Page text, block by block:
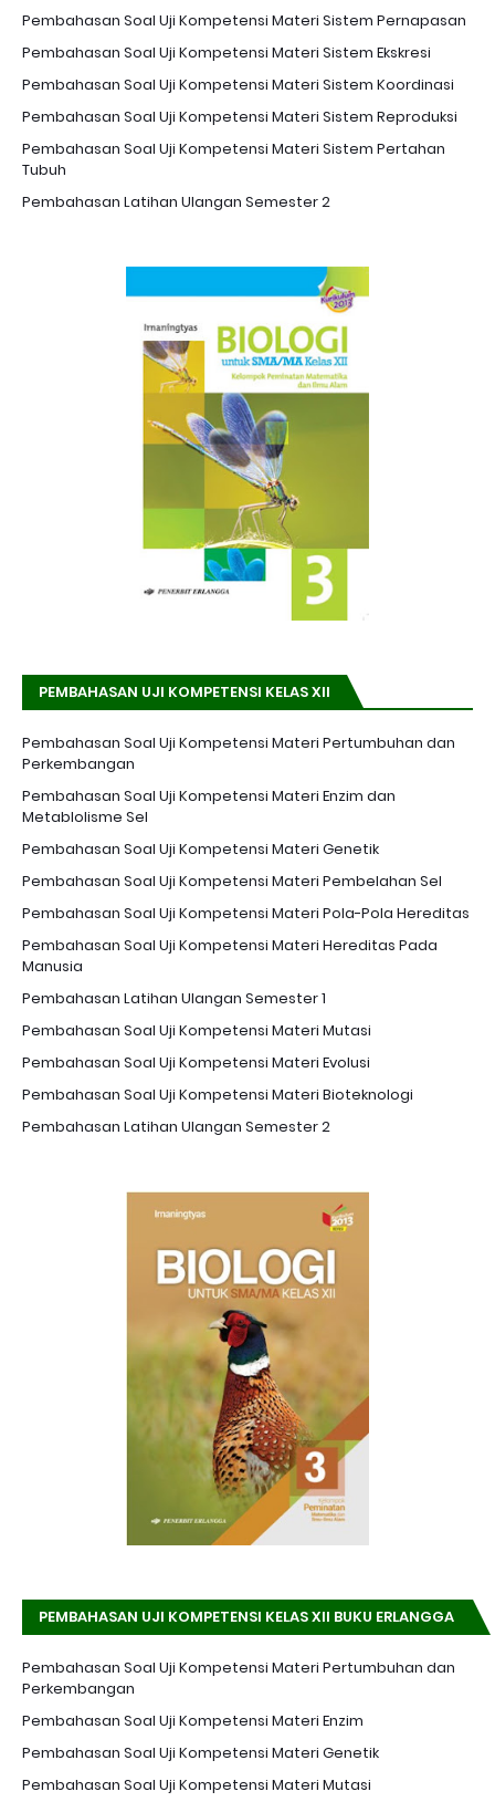
Pembahasan Soal Uji Kompetensi Materi Sistem Pernapasan
Pembahasan Soal Uji Kompetensi Materi Sistem Ekskresi
Pembahasan Soal Uji Kompetensi Materi Sistem Koordinasi
Pembahasan Soal Uji Kompetensi Materi Sistem Reproduksi
Pembahasan Soal Uji Kompetensi Materi Sistem Pertahan
Tubuh
Pembahasan Latihan Ulangan Semester 2
PEMBAHASAN UJI KOMPETENSI KELAS XII
Pembahasan Soal Uji Kompetensi Materi Pertumbuhan dan
Perkembangan
Pembahasan Soal Uji Kompetensi Materi Enzim dan
Metablolisme Sel
Pembahasan Soal Uji Kompetensi Materi Genetik
Pembahasan Soal Uji Kompetensi Materi Pembelahan Sel
Pembahasan Soal Uji Kompetensi Materi Pola-Pola Hereditas
Pembahasan Soal Uji Kompetensi Materi Hereditas Pada
Manusia
Pembahasan Latihan Ulangan Semester 1
Pembahasan Soal Uji Kompetensi Materi Mutasi
Pembahasan Soal Uji Kompetensi Materi Evolusi
Pembahasan Soal Uji Kompetensi Materi Bioteknologi
Pembahasan Latihan Ulangan Semester 2
PEMBAHASAN UJI KOMPETENSI KELAS XII BUKU ERLANGGA
Pembahasan Soal Uji Kompetensi Materi Pertumbuhan dan
Perkembangan
Pembahasan Soal Uji Kompetensi Materi Enzim
Pembahasan Soal Uji Kompetensi Materi Genetik
Pembahasan Soal Uji Kompetensi Materi Mutasi